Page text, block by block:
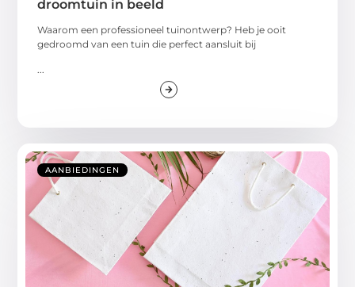
droomtuin in beeld
Waarom een professioneel tuinontwerp? Heb je ooit
gedroomd van een tuin die perfect aansluit bij
...
AANBIEDINGEN